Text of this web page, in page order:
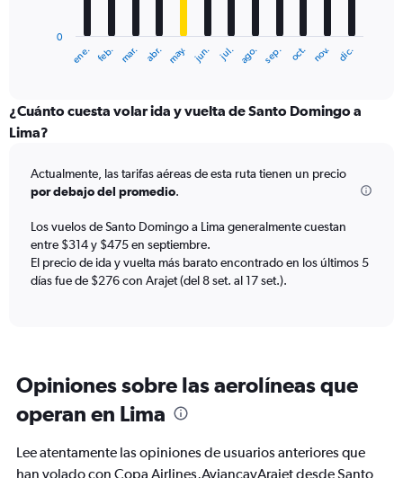
categories.
Range:
The
chart
1
Y
axis
displaying
ene. feb. mar. abr. may. jun. jul. ago. sep. oct. nov. dic.
0
¿Cuánto cuesta volar ida y vuelta de Santo Domingo a
Lima?
Actualmente, las tarifas aéreas de esta ruta tienen un precio
por debajo del promedio.
Los vuelos de Santo Domingo a Lima generalmente cuestan
entre $314 y $475 en septiembre.
El precio de ida y vuelta más barato encontrado en los últimos 5
días fue de $276 con Arajet (del 8 set. al 17 set.).
Opiniones sobre las aerolíneas que
operan en Lima
Lee atentamente las opiniones de usuarios anteriores que
han volado con Copa Airlines,AviancayArajet desde Santo